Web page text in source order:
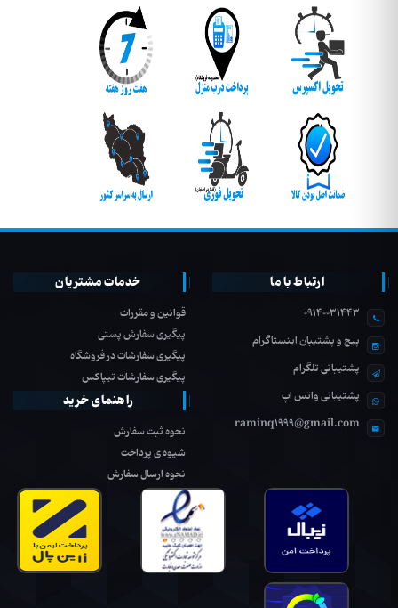
ارتباط با ما
09140031443
پیج و پشتیبان اینستاگرام
پشتیبانی تلگرام
پشتیبانی واتس اپ
raminq1999@gmail.com
خدمات مشتریان
قوانین و مقررات
پیگیری سفارش پستی
پیگیری سفارشات در فروشگاه
پیگیری سفارشات تیپاکس
راهنمای خرید
نحوه ثبت سفارش
شیوه ی پرداخت
نحوه ارسال سفارش